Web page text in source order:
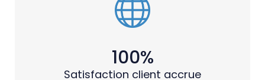
100%
Satisfaction client accrue